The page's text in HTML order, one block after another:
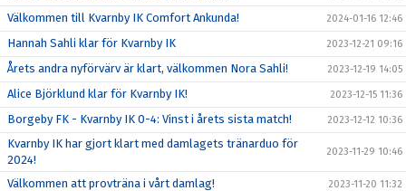
Välkommen till Kvarnby IK Comfort Ankunda! 2024-01-16 12:46
Hannah Sahli klar för Kvarnby IK 2023-12-21 09:16
Årets andra nyförvärv är klart, välkommen Nora Sahli! 2023-12-19 14:05
Alice Björklund klar för Kvarnby IK! 2023-12-15 11:36
Borgeby FK - Kvarnby IK 0-4: Vinst i årets sista match! 2023-12-12 10:36
Kvarnby IK har gjort klart med damlagets tränarduo för
2024!
2023-11-29 10:46
Välkommen att provträna i vårt damlag! 2023-11-20 11:32